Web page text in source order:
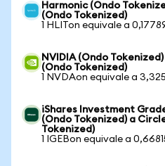
Harmonic (Ondo
(Ondo Tokenized)
1 HLITon equivale a
NVIDIA (Ondo
(Ondo Tokenized)
1 NVDAon equivale a
iShares Investment
(Ondo Tokenized) a
Tokenized)
1 IGEBon equivale a